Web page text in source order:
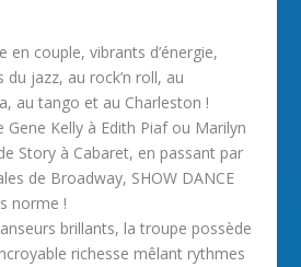
en couple, vibrants d’énergie,
jazz, au rock’n roll, au
au tango et au Charleston !
Gene Kelly à Edith Piaf ou Marilyn
Story à Cabaret, en passant par
de Broadway, SHOW DANCE
norme !
brillants, la troupe possède
richesse mêlant rythmes